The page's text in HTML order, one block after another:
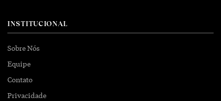
INSTITUCIONAL
Sobre Nós
Equipe
Contato
Privacidade